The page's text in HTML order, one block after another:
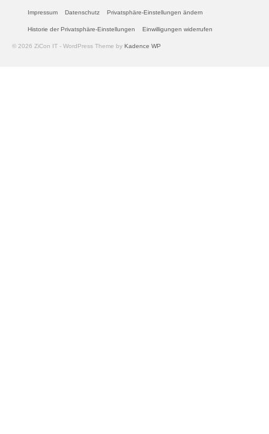
Impressum Datenschutz Privatsphäre-Einstellungen ändern
Historie der Privatsphäre-Einstellungen Einwilligungen widerrufen
© 2026 ZiCon IT - WordPress Theme by Kadence WP